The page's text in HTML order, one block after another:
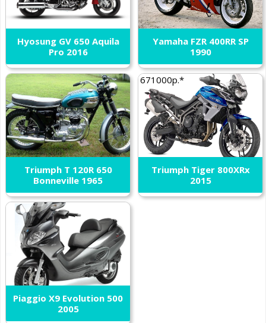
Hyosung GV 650 Aquila
Pro 2016
Yamaha FZR 400RR SP
1990
Triumph T 120R 650
Bonneville 1965
671000р.*
Triumph Tiger 800XRx
2015
Piaggio X9 Evolution 500
2005